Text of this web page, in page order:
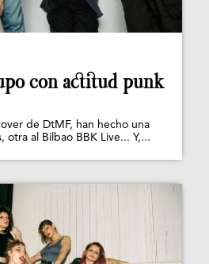
con actitud punk
de DtMF, han hecho una
otra al Bilbao BBK Live... Y,...